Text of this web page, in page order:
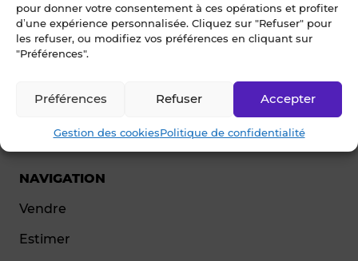
pour donner votre consentement à ces opérations et profiter
d’une expérience personnalisée. Cliquez sur "Refuser" pour
les refuser, ou modifiez vos préférences en cliquant sur
"Préférences".
Accepter
Refuser
Préférences
Gestion des cookiesPolitique de confidentialité
© Blot 2026
NAVIGATION
Vendre
Estimer